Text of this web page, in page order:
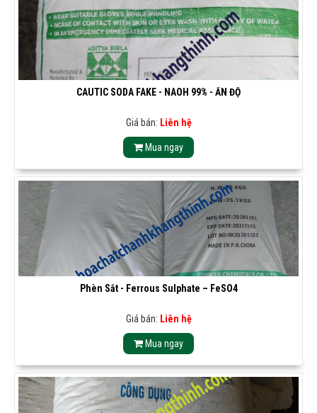
CAUTIC SODA FAKE - NAOH 99% - ẤN ĐỘ
Giá bán: Liên hệ
Mua ngay
Phèn Sắt - Ferrous Sulphate – FeSO4
Giá bán: Liên hệ
Mua ngay